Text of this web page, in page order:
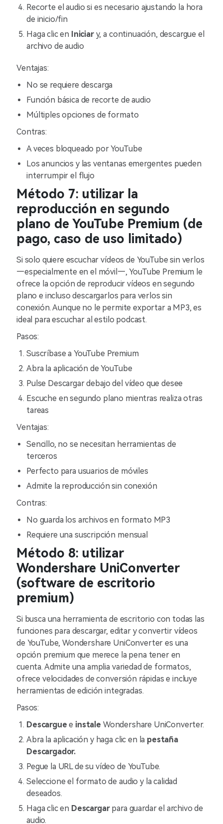
Recorte el audio si es necesario ajustando la hora
de inicio/fin
Haga clic en Iniciary, a continuación, descargue el
archivo de audio
Ventajas:
No se requiere descarga
Función básica de recorte de audio
Múltiples opciones de formato
Contras:
A veces bloqueado por YouTube
Los anuncios y las ventanas emergentes pueden
interrumpir el flujo
Método 7: utilizar la
reproducción en segundo
plano de YouTube Premium (de
pago, caso de uso limitado)
Si solo quiere escuchar vídeos de YouTube sin verlos
—especialmente en el móvil—, YouTube Premium le
ofrece la opción de reproducir vídeos en segundo
plano e incluso descargarlos para verlos sin
conexión. Aunque no le permite exportar a MP3, es
ideal para escuchar al estilo podcast.
Pasos:
Suscríbase a YouTube Premium
Abra la aplicación de YouTube
Pulse Descargar debajo del vídeo que desee
Escuche en segundo plano mientras realiza otras
tareas
Ventajas:
Sencillo, no se necesitan herramientas de
terceros
Perfecto para usuarios de móviles
Admite la reproducción sin conexión
Contras:
No guarda los archivos en formato MP3
Requiere una suscripción mensual
Método 8: utilizar
Wondershare UniConverter
(software de escritorio
premium)
Si busca una herramienta de escritorio con todas las
funciones para descargar, editar y convertir vídeos
de YouTube, Wondershare UniConverter es una
opción premium que merece la pena tener en
cuenta. Admite una amplia variedad de formatos,
ofrece velocidades de conversión rápidas e incluye
herramientas de edición integradas.
Pasos:
Descargue e instale Wondershare UniConverter.
Abra la aplicación y haga clic en la pestaña
Descargador.
Pegue la URL de su vídeo de YouTube.
Seleccione el formato de audio y la calidad
deseados.
Haga clic en Descargarpara guardar el archivo de
audio.